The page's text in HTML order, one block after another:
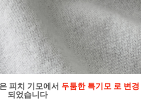
피치 기모에서 두툼한 특기모 로 변경
되었습니다